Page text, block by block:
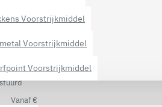
Voorstrijkmiddel
Voorstrijkmiddel
Voorstrijkmiddel
Vanaf €